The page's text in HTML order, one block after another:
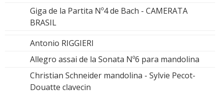
Giga de la Partita Nº4 de Bach - CAMERATA
BRASIL
Antonio RIGGIERI
Allegro assai de la Sonata Nº6 para mandolina
Christian Schneider mandolina - Sylvie Pecot-
Douatte clavecin